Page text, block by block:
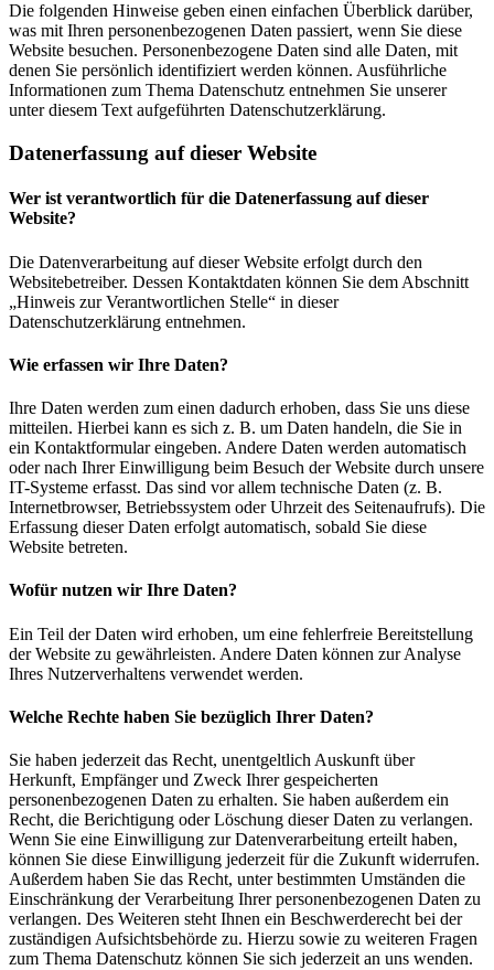
Die folgenden Hinweise geben einen einfachen Überblick darüber,
was mit Ihren personenbezogenen Daten passiert, wenn Sie diese
Website besuchen. Personenbezogene Daten sind alle Daten, mit
denen Sie persönlich identifiziert werden können. Ausführliche
Informationen zum Thema Datenschutz entnehmen Sie unserer
unter diesem Text aufgeführten Datenschutzerklärung.
Datenerfassung auf dieser Website
Wer ist verantwortlich für die Datenerfassung auf dieser
Website?
Die Datenverarbeitung auf dieser Website erfolgt durch den
Websitebetreiber. Dessen Kontaktdaten können Sie dem Abschnitt
„Hinweis zur Verantwortlichen Stelle“ in dieser
Datenschutzerklärung entnehmen.
Wie erfassen wir Ihre Daten?
Ihre Daten werden zum einen dadurch erhoben, dass Sie uns diese
mitteilen. Hierbei kann es sich z. B. um Daten handeln, die Sie in
ein Kontaktformular eingeben. Andere Daten werden automatisch
oder nach Ihrer Einwilligung beim Besuch der Website durch unsere
IT-Systeme erfasst. Das sind vor allem technische Daten (z. B.
Internetbrowser, Betriebssystem oder Uhrzeit des Seitenaufrufs). Die
Erfassung dieser Daten erfolgt automatisch, sobald Sie diese
Website betreten.
Wofür nutzen wir Ihre Daten?
Ein Teil der Daten wird erhoben, um eine fehlerfreie Bereitstellung
der Website zu gewährleisten. Andere Daten können zur Analyse
Ihres Nutzerverhaltens verwendet werden.
Welche Rechte haben Sie bezüglich Ihrer Daten?
Sie haben jederzeit das Recht, unentgeltlich Auskunft über
Herkunft, Empfänger und Zweck Ihrer gespeicherten
personenbezogenen Daten zu erhalten. Sie haben außerdem ein
Recht, die Berichtigung oder Löschung dieser Daten zu verlangen.
Wenn Sie eine Einwilligung zur Datenverarbeitung erteilt haben,
können Sie diese Einwilligung jederzeit für die Zukunft widerrufen.
Außerdem haben Sie das Recht, unter bestimmten Umständen die
Einschränkung der Verarbeitung Ihrer personenbezogenen Daten zu
verlangen. Des Weiteren steht Ihnen ein Beschwerderecht bei der
zuständigen Aufsichtsbehörde zu. Hierzu sowie zu weiteren Fragen
zum Thema Datenschutz können Sie sich jederzeit an uns wenden.